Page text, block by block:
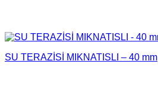
SU TERAZİSİ MIKNATISLI – 40 mm